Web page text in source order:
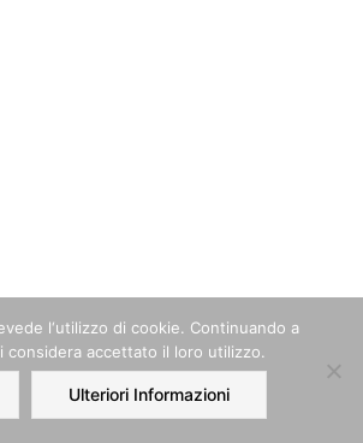
Order Account
l‘utilizzo di cookie. Continuando a
considera accettato il loro utilizzo.
Ulteriori Informazioni